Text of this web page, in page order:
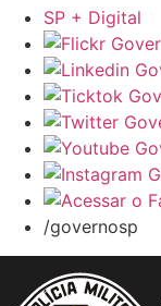
SP + Digital
/governosp